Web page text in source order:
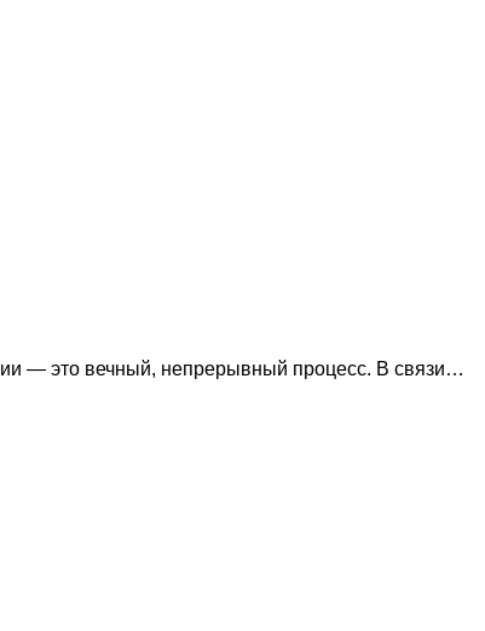
— это вечный, непрерывный процесс. В связи…